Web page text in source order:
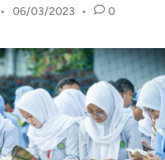
• 06/03/2023 • 0